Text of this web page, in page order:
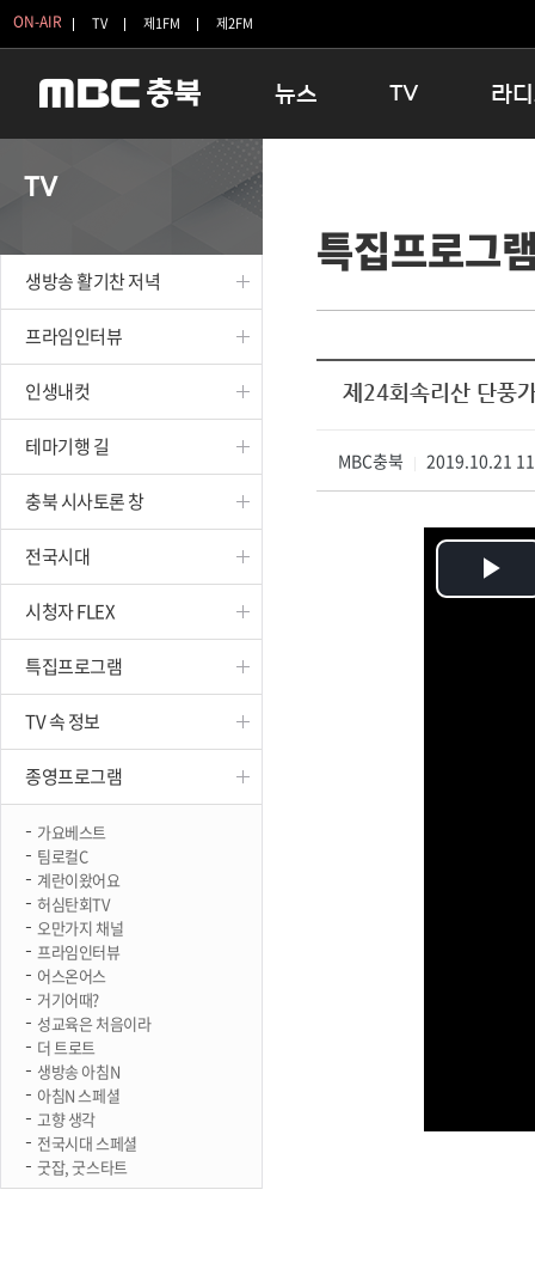
ON-AIR TV 제1FM 제2FM
뉴스
보은
옥천
TV
인생내컷
테마기행 길
시청자 FLEX
특집프로그램
종영프로그램
라
16:00 완
우리 고
TV
생방송 활기찬 저녁
프라임인터뷰
인생내컷
테마기행 길
충북 시사토론 창
전국시대
시청자 FLEX
특집프로그램
TV 속 정보
종영프로그램
가요베스트
팀로컬C
계란이왔어요
허심탄회TV
오만가지 채널
프라임인터뷰
어스온어스
거기어때?
성교육은 처음이라
더 트로트
생방송 아침N
아침N 스페셜
고향 생각
전국시대 스페셜
굿잡, 굿스타트
특집프로그
제24회속리산 단풍
MBC충북 2019.10.21